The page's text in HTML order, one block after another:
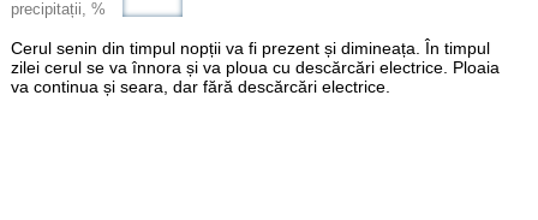
precipitații, %
Cerul senin din timpul nopții va fi prezent și dimineața. În timpul
zilei cerul se va înnora și va ploua cu descărcări electrice. Ploaia
va continua și seara, dar fără descărcări electrice.